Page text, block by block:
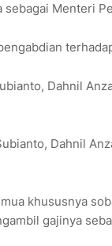
Menteri
Dahnil
Dahnil
khususnya
gajinya